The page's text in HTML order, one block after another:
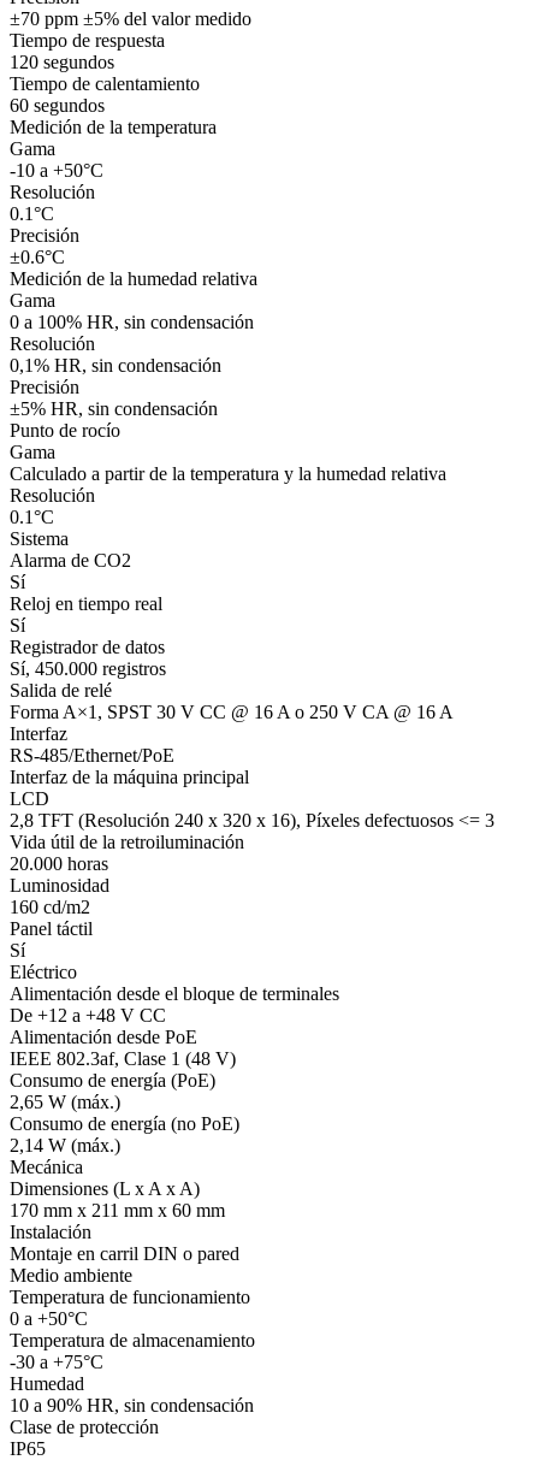
±70 ppm ±5% del valor medido
Tiempo de respuesta
120 segundos
Tiempo de calentamiento
60 segundos
Medición de la temperatura
Gama
-10 a +50°C
Resolución
0.1°C
Precisión
±0.6°C
Medición de la humedad relativa
Gama
0 a 100% HR, sin condensación
Resolución
0,1% HR, sin condensación
Precisión
±5% HR, sin condensación
Punto de rocío
Gama
Calculado a partir de la temperatura y la humedad relativa
Resolución
0.1°C
Sistema
Alarma de CO2
Sí
Reloj en tiempo real
Sí
Registrador de datos
Sí, 450.000 registros
Salida de relé
Forma A×1, SPST 30 V CC @ 16 A o 250 V CA @ 16 A
Interfaz
RS-485/Ethernet/PoE
Interfaz de la máquina principal
LCD
2,8 TFT (Resolución 240 x 320 x 16), Píxeles defectuosos <= 3
Vida útil de la retroiluminación
20.000 horas
Luminosidad
160 cd/m2
Panel táctil
Sí
Eléctrico
Alimentación desde el bloque de terminales
De +12 a +48 V CC
Alimentación desde PoE
IEEE 802.3af, Clase 1 (48 V)
Consumo de energía (PoE)
2,65 W (máx.)
Consumo de energía (no PoE)
2,14 W (máx.)
Mecánica
Dimensiones (L x A x A)
170 mm x 211 mm x 60 mm
Instalación
Montaje en carril DIN o pared
Medio ambiente
Temperatura de funcionamiento
0 a +50°C
Temperatura de almacenamiento
-30 a +75°C
Humedad
10 a 90% HR, sin condensación
Clase de protección
IP65